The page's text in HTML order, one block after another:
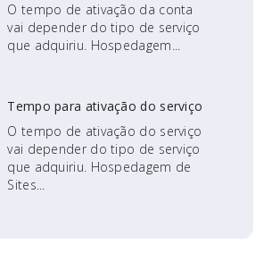
O tempo de ativação da conta
vai depender do tipo de serviço
que adquiriu. Hospedagem...
Tempo para ativação do serviço
O tempo de ativação do serviço
vai depender do tipo de serviço
que adquiriu. Hospedagem de
Sites...